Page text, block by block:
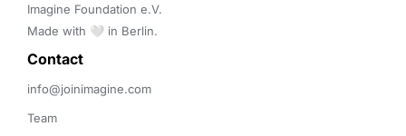
Imagine Foundation e.V.
Made with 🤍 in Berlin.
Contact
info@joinimagine.com
Team